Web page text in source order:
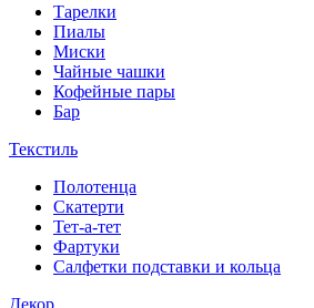
Тарелки
Пиалы
Миски
Чайные чашки
Кофейные пары
Бар
Текстиль
Полотенца
Скатерти
Тет-а-тет
Фартуки
Салфетки подставки и кольца
Декор